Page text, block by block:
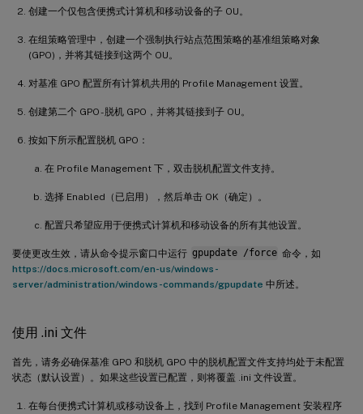
创建一个仅包含便携式计算机和移动设备的子 OU。
在组策略管理中，创建一个强制执行站点范围策略的基准组策略对象
(GPO)，并将其链接到这两个 OU。
对基准 GPO 配置所有计算机共用的 Profile Management 设置。
创建第二个 GPO - 脱机 GPO，并将其链接到子 OU。
按如下所示配置脱机 GPO：
在 Profile Management 下，双击脱机配置文件支持。
选择 Enabled（已启用），然后单击 OK（确定）。
配置只希望应用于便携式计算机和移动设备的所有其他设置。
要使更改生效，请从命令提示窗口中运行 gpupdate /force 命令，如
https://docs.microsoft.com/en-us/windows-
server/administration/windows-commands/gpupdate 中所述。
使用 .ini 文件
首先，请务必确保基准 GPO 和脱机 GPO 中的脱机配置文件支持均处于未配置
状态（默认设置）。如果这些设置已配置，则将覆盖 .ini 文件设置。
在每台便携式计算机或移动设备上，找到 Profile Management 安装程序